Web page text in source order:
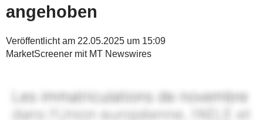
angehoben
Veröffentlicht am 22.05.2025 um 15:09
MarketScreener mit MT Newswires